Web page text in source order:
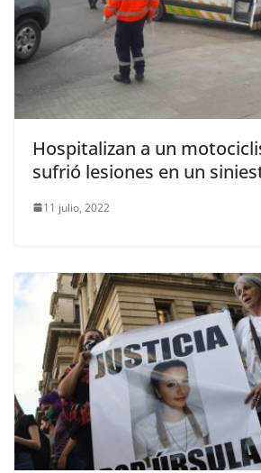
Hospitalizan a un
sufrió lesiones en un
11 julio, 2022